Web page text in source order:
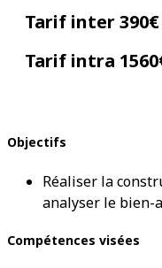
Tarif inter
Tarif intra
Objectifs
Réaliser la
analyser le bien-
Compétences visées